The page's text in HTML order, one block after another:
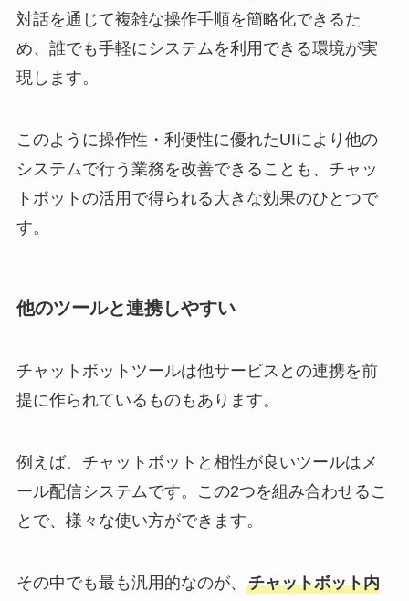
対話を通じて複雑な操作手順を簡略化できるた
め、誰でも手軽にシステムを利用できる環境が実
現します。
このように操作性・利便性に優れたUIにより他の
システムで行う業務を改善できることも、チャッ
トボットの活用で得られる大きな効果のひとつで
す。
他のツールと連携しやすい
チャットボットツールは他サービスとの連携を前
提に作られているものもあります。
例えば、チャットボットと相性が良いツールはメ
ール配信システムです。この2つを組み合わせるこ
とで、様々な使い方ができます。
その中でも最も汎用的なのが、 チャットボット内